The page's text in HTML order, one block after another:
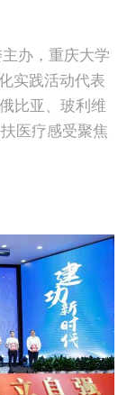
办，重庆大学
实践活动代表
比亚、玻利维
医疗感受聚焦